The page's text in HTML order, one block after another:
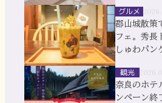
グルメ
郡山城散策
フェ。秀長
しゅわパン
観光
奈良のホテ
ンペーン終